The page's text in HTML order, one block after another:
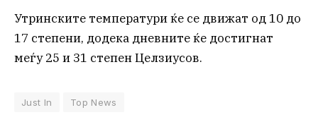
Утринските температури ќе се движат од 10 до
17 степени, додека дневните ќе достигнат
меѓу 25 и 31 степен Целзиусов.
Just In Top News